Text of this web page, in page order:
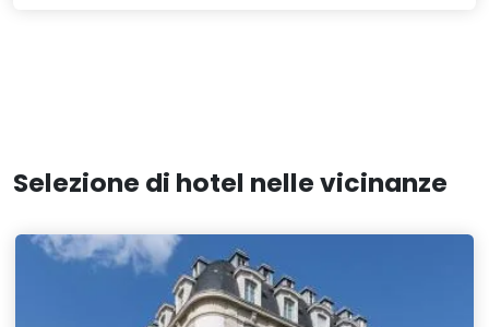
Selezione di hotel nelle vicinanze